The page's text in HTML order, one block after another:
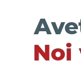
Noi